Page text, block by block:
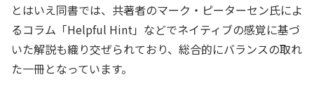
とはいえ同書では、共著者のマーク・ピーターセン氏によ
るコラム「Helpful Hint」などでネイティブの感覚に基づ
いた解説も織り交ぜられており、総合的にバランスの取れ
た一冊となっています。